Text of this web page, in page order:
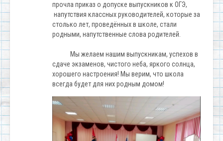
прочла приказ о допуске выпускников к ОГЭ,
напутствия классных руководителей, которые за
столько лет, проведённых в школе, стали
родными, напутственные слова родителей.
Мы желаем нашим выпускникам, успехов в
сдаче экзаменов, чистого неба, яркого солнца,
хорошего настроения! Мы верим, что школа
всегда будет для них родным домом!